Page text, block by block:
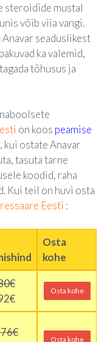
steroidide mustal
võib viia vangi.
seaduslikest
ka valemid,
tõhusus ja
on koos peamise
kui ostate Anavar
tasuta tarne
koodid, raha
Kui teil on huvi osta
Eesti :
Osta
kohe
Osta kohe
Osta kohe